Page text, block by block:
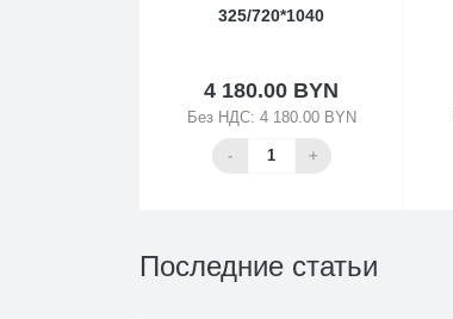
325/720*1040
4 180.00 BYN
Без НДС: 4 180.00 BYN
- +
В корзину
Последние статьи